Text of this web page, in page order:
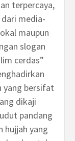
terpercaya,
media-
maupun
slogan
cerdas”
yang bersifat
dikaji
pandang
hujjah yang